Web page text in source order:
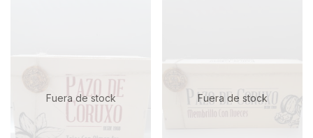
Fuera de stock Fuera de stock